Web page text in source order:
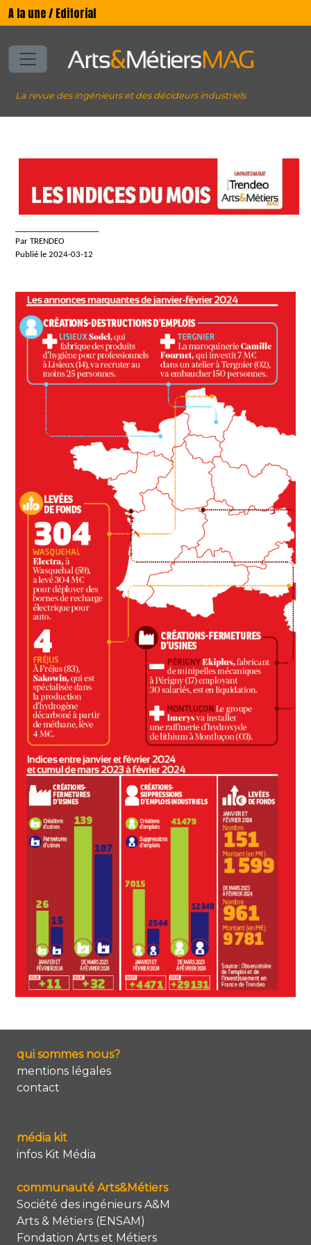
A la une / Editorial
La revue des ingénieurs et des décideurs industriels
Par TRENDEO
Publié le 2024-03-12
qui sommes nous?
mentions légales
contact
média kit
infos Kit Média
communauté Arts&Métiers
Société des ingénieurs A&M
Arts & Métiers (ENSAM)
Fondation Arts et Métiers